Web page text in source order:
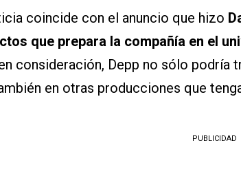
coincide con el anuncio que hizo
que prepara la compañía en el
consideración, Depp no sólo podría
en otras producciones que
PUBLICIDAD